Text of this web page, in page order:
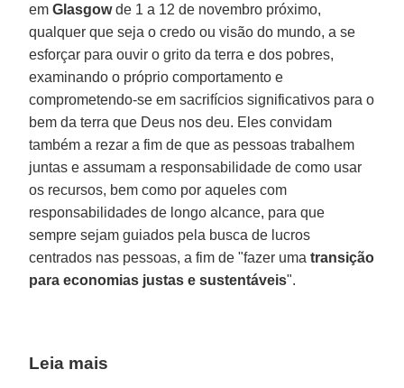
emGlasgowde 1 a 12 de novembro próximo,
qualquer que seja o credo ou visão do mundo, a se
esforçar para ouvir o grito da terra e dos pobres,
examinando o próprio comportamento e
comprometendo-se em sacrifícios significativos para o
bem da terra que Deus nos deu. Eles convidam
também a rezar a fim de que as pessoas trabalhem
juntas e assumam a responsabilidade de como usar
os recursos, bem como por aqueles com
responsabilidades de longo alcance, para que
sempre sejam guiados pela busca de lucros
centrados nas pessoas, a fim de "fazer umatransição
para economias justas e sustentáveis".
Leia mais